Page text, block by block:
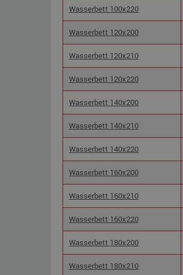
Wasserbett 100x220
Wasserbett 120x200
Wasserbett 120x210
Wasserbett 120x220
Wasserbett 140x200
Wasserbett 140x210
Wasserbett 140x220
Wasserbett 160x200
Wasserbett 160x210
Wasserbett 160x220
Wasserbett 180x200
Wasserbett 180x210